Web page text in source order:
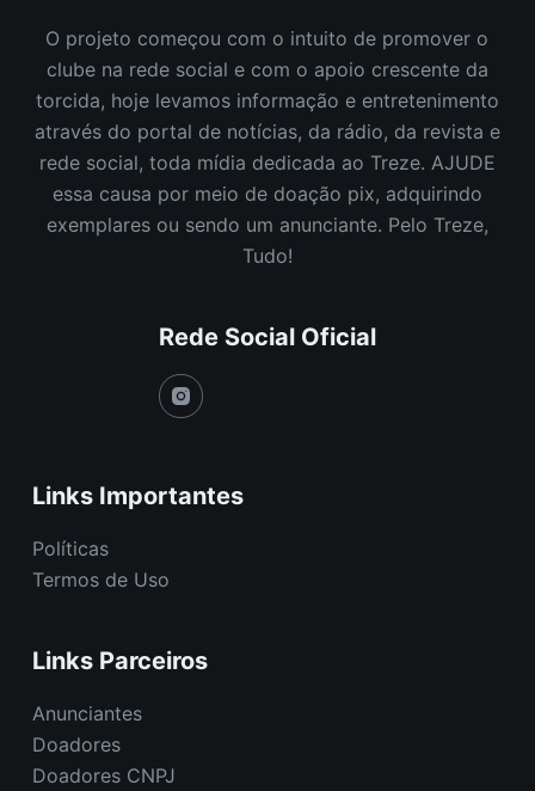
O projeto começou com o intuito de promover o
clube na rede social e com o apoio crescente da
torcida, hoje levamos informação e entretenimento
através do portal de notícias, da rádio, da revista e
rede social, toda mídia dedicada ao Treze. AJUDE
essa causa por meio de doação pix, adquirindo
exemplares ou sendo um anunciante. Pelo Treze,
Tudo!
Rede Social Oficial
Links Importantes
Políticas
Termos de Uso
Links Parceiros
Anunciantes
Doadores
Doadores CNPJ